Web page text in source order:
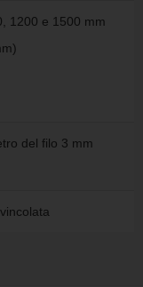
1200 e 1500 mm
del filo 3 mm